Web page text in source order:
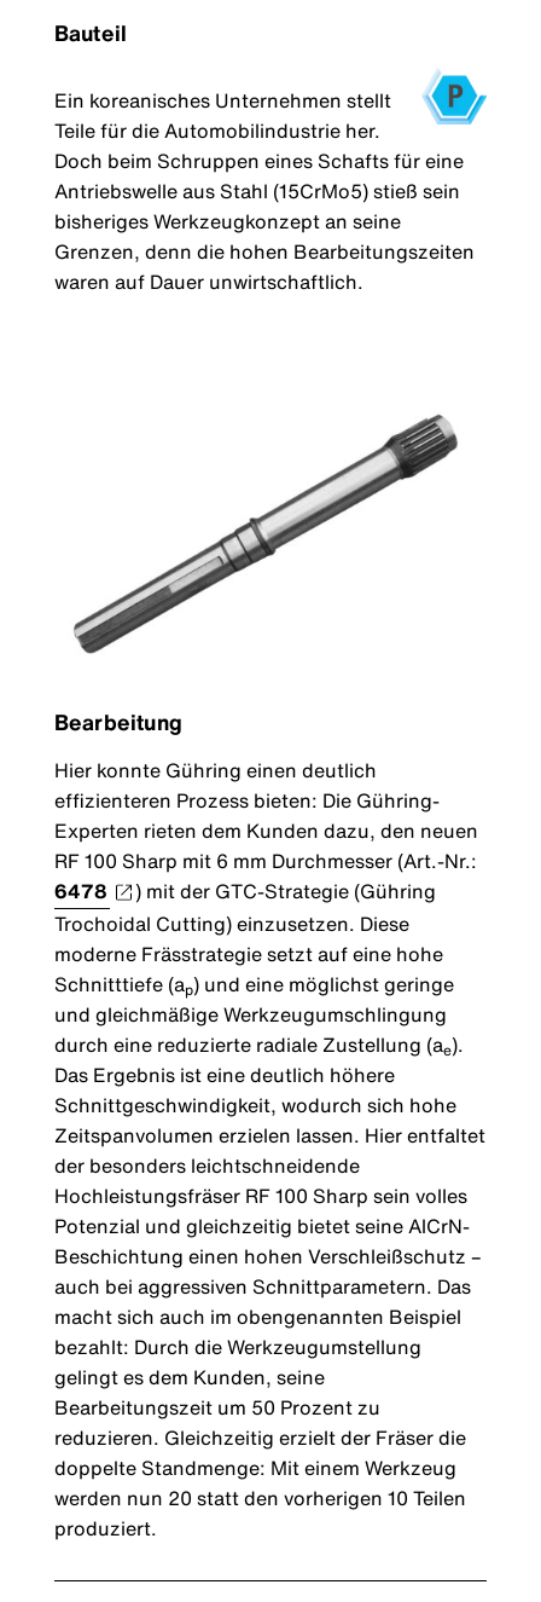
Bauteil
Ein koreanisches Unternehmen stellt
Teile für die Automobilindustrie her.
Doch beim Schruppen eines Schafts für eine
Antriebswelle aus Stahl (15CrMo5) stieß sein
bisheriges Werkzeugkonzept an seine
Grenzen, denn die hohen Bearbeitungszeiten
waren auf Dauer unwirtschaftlich.
Bearbeitung
Hier konnte Gühring einen deutlich
effizienteren Prozess bieten: Die Gühring-
Experten rieten dem Kunden dazu, den neuen
RF 100 Sharp mit 6 mm Durchmesser (Art.-Nr.:
6478
) mit der GTC-Strategie (Gühring
Trochoidal Cutting) einzusetzen. Diese
moderne Frässtrategie setzt auf eine hohe
Schnitttiefe (ap) und eine möglichst geringe
und gleichmäßige Werkzeugumschlingung
durch eine reduzierte radiale Zustellung (ae).
Das Ergebnis ist eine deutlich höhere
Schnittgeschwindigkeit, wodurch sich hohe
Zeitspanvolumen erzielen lassen. Hier entfaltet
der besonders leichtschneidende
Hochleistungsfräser RF 100 Sharp sein volles
Potenzial und gleichzeitig bietet seine AlCrN-
Beschichtung einen hohen Verschleißschutz –
auch bei aggressiven Schnittparametern. Das
macht sich auch im obengenannten Beispiel
bezahlt: Durch die Werkzeugumstellung
gelingt es dem Kunden, seine
Bearbeitungszeit um 50 Prozent zu
reduzieren. Gleichzeitig erzielt der Fräser die
doppelte Standmenge: Mit einem Werkzeug
werden nun 20 statt den vorherigen 10 Teilen
produziert.